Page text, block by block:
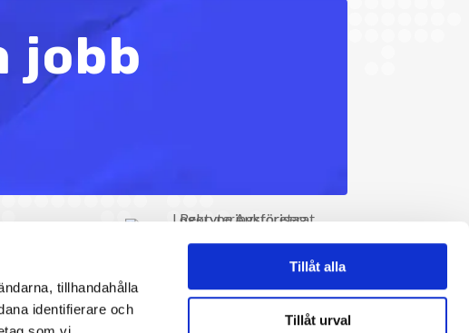
tillhandahålla
identifierare och
Tillåt alla
Tillåt urval
jobb